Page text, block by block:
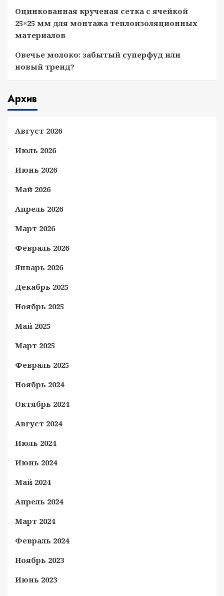
Оцинкованная крученая сетка с ячейкой
25×25 мм для монтажа теплоизоляционных
материалов
Овечье молоко: забытый суперфуд или
новый тренд?
Архив
Август 2026
Июль 2026
Июнь 2026
Май 2026
Апрель 2026
Март 2026
Февраль 2026
Январь 2026
Декабрь 2025
Ноябрь 2025
Май 2025
Март 2025
Февраль 2025
Ноябрь 2024
Октябрь 2024
Август 2024
Июль 2024
Июнь 2024
Май 2024
Апрель 2024
Март 2024
Февраль 2024
Ноябрь 2023
Июнь 2023